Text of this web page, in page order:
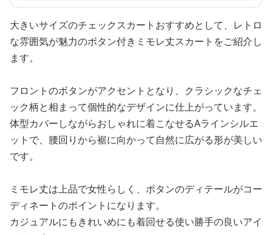
大きいサイズのチェックスカートおすすめとして、レトロ
な雰囲気が魅力のボタン付きミモレ丈スカートをご紹介し
ます。
フロントのボタンがアクセントとなり、クラシックなチェ
ック柄と相まって個性的なデザインに仕上がっています。
体型カバーしながらおしゃれに着こなせるAラインシルエ
ットで、腰回りから裾に向かって自然に広がる形が美しい
です。
ミモレ丈は上品で女性らしく、ボタンのディテールがコー
ディネートのポイントになります。
カジュアルにもきれいめにも着回せる使い勝手の良いアイ